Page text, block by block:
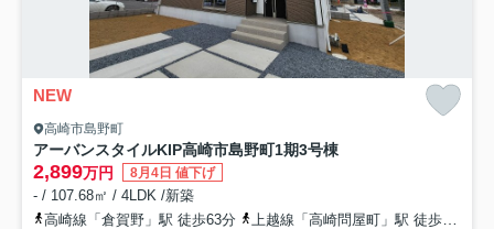
NEW
高崎市島野町
アーバンスタイルKIP高崎市島野町1期3号棟
2,899万円 8月4日 値下げ
- / 107.68㎡ / 4LDK /新築
高崎線「倉賀野」駅 徒歩63分
上越線「高崎問屋町」駅 徒歩74分